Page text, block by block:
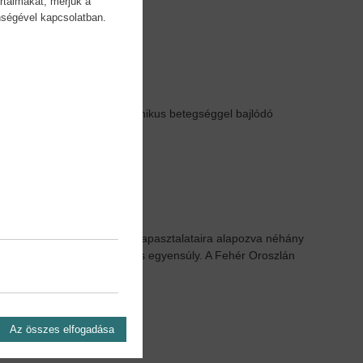
ígérő tanácsokat adni krónikus betegséggel bajlódó
a Hawaiin szerzett tapasztalataira alapozva néhány
és az érzelmi-mentális egyensúly. A Fehér Oroszlán
feladatának tartja.
kapcsolatban.
Az összes elfogadása